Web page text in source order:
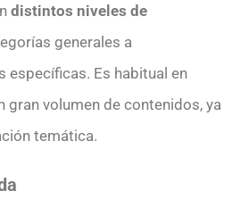
distintos niveles de
generales a
específicas. Es habitual en
volumen de contenidos, ya
temática.